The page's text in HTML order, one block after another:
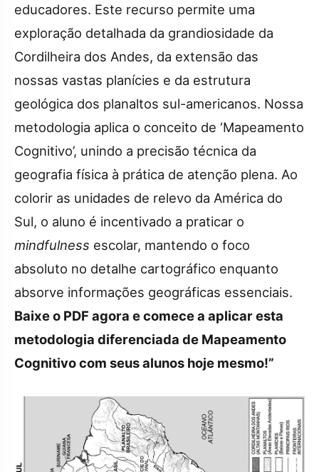
educadores. Este recurso permite uma
exploração detalhada da grandiosidade da
Cordilheira dos Andes, da extensão das
nossas vastas planícies e da estrutura
geológica dos planaltos sul-americanos. Nossa
metodologia aplica o conceito de ‘Mapeamento
Cognitivo’, unindo a precisão técnica da
geografia física à prática de atenção plena. Ao
colorir as unidades de relevo da América do
Sul, o aluno é incentivado a praticar o
mindfulness escolar, mantendo o foco
absoluto no detalhe cartográfico enquanto
absorve informações geográficas essenciais.
Baixe o PDF agora e comece a aplicar esta
metodologia diferenciada de Mapeamento
Cognitivo com seus alunos hoje mesmo!”